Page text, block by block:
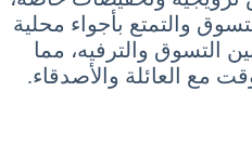
والتمتع بأجواء محلية
التسوق والترفيه، مما
مع العائلة والأصدقاء.